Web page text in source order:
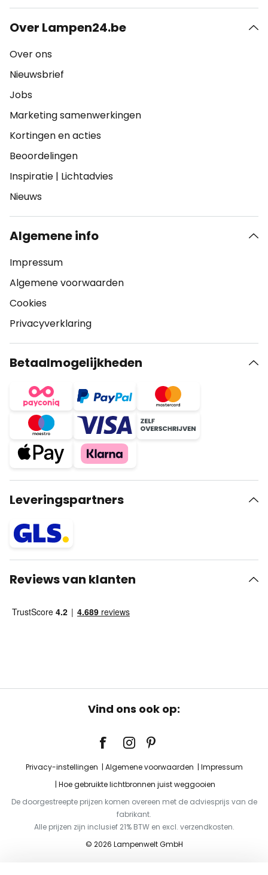
Over Lampen24.be
Over ons
Nieuwsbrief
Jobs
Marketing samenwerkingen
Kortingen en acties
Beoordelingen
Inspiratie | Lichtadvies
Nieuws
Algemene info
Impressum
Algemene voorwaarden
Cookies
Privacyverklaring
Betaalmogelijkheden
Leveringspartners
Reviews van klanten
Vind ons ook op:
Privacy-instellingen Algemene voorwaarden
Impressum
Hoe gebruikte lichtbronnen juist weggooien
De doorgestreepte prijzen komen overeen met de adviesprijs van de
fabrikant.
Alle prijzen zijn inclusief 21% BTW en excl. verzendkosten.
© 2026 Lampenwelt GmbH